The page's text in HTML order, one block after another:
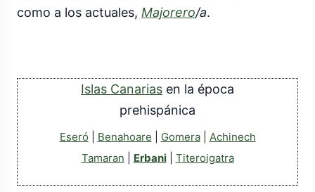
como a los actuales, Majorero/a.
Islas Canarias en la época
prehispánica
Eseró Benahoare Gomera| Achinech
Tamaran
Erbani| Titeroigatra